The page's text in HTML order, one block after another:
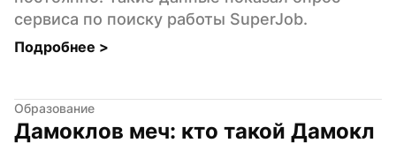
сервиса по поиску работы SuperJob.
Подробнее >
Образование
Дамоклов меч: кто такой Дамокл